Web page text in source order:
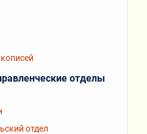
отделы
отдел